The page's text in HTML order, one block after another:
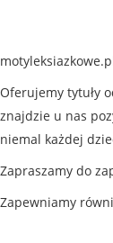
Oferujemy tytuły
znajdzie u nas
niemal każdej
Zapraszamy do
Zapewniamy